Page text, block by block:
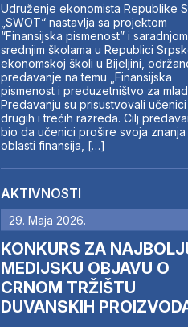
Udruženje ekonomista Republike
„SWOT“ nastavlja sa projektom
“Finansijska pismenost” i
srednjim školama u Republici
ekonomskoj školi u Bijeljini,
predavanje na temu „Finansijska
pismenost i preduzetništvo za
Predavanju su prisustvovali učenici
drugih i trećih razreda. Cilj
bio da učenici prošire svoja znanja
oblasti finansija, […]
AKTIVNOSTI
29. Maja 2026.
KONKURS ZA
MEDIJSKU OBJAVU O
CRNOM TRŽIŠTU
DUVANSKIH